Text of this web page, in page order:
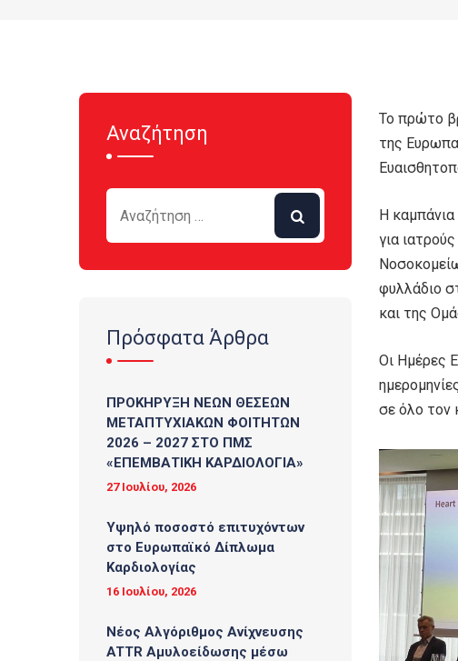
Το πρώτο
της
Η
για
φυλλάδιο
και της
Οι Ημέρες
σε όλο τον
Αναζήτηση
Πρόσφατα Άρθρα
ΠΡΟΚΗΡΥΞΗ ΝΕΩΝ ΘΕΣΕΩΝ
ΜΕΤΑΠΤΥΧΙΑΚΩΝ ΦΟΙΤΗΤΩΝ
2026 – 2027 ΣΤΟ ΠΜΣ
«ΕΠΕΜΒΑΤΙΚΗ ΚΑΡΔΙΟΛΟΓΙΑ»
27 Ιουλίου, 2026
Υψηλό ποσοστό επιτυχόντων
στο Ευρωπαϊκό Δίπλωμα
Καρδιολογίας
16 Ιουλίου, 2026
Νέος Αλγόριθμος Ανίχνευσης
ATTR Αμυλοείδωσης μέσω